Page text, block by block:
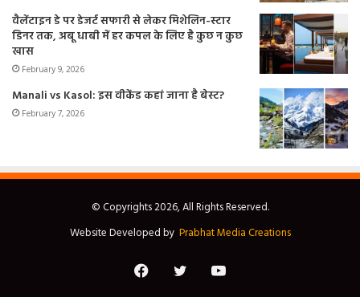
वैलेंटाइन डे पर डेजर्ट सफारी से लेकर मिशेलिन-स्टार
डिनर तक, अबू धाबी में हर कपल के लिए है कुछ न कुछ
खास
February 9, 2026
Manali vs Kasol: इस वीकेंड कहां जाना है बेस्ट?
February 7, 2026
© Copyrights 2026, All Rights Reserved.
Website Developed by Prabhat Media Creations
FacebookTwitterYouTube